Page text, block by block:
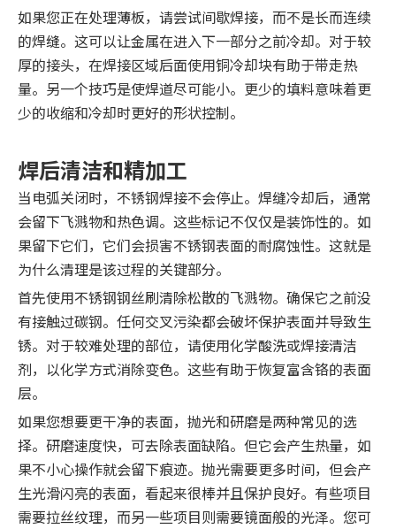
如果您正在处理薄板，请尝试间歇焊接，而不是长而连续
的焊缝。这可以让金属在进入下一部分之前冷却。对于较
厚的接头，在焊接区域后面使用铜冷却块有助于带走热
量。另一个技巧是使焊道尽可能小。更少的填料意味着更
少的收缩和冷却时更好的形状控制。
焊后清洁和精加工
当电弧关闭时，不锈钢焊接不会停止。焊缝冷却后，通常
会留下飞溅物和热色调。这些标记不仅仅是装饰性的。如
果留下它们，它们会损害不锈钢表面的耐腐蚀性。这就是
为什么清理是该过程的关键部分。
首先使用不锈钢钢丝刷清除松散的飞溅物。确保它之前没
有接触过碳钢。任何交叉污染都会破坏保护表面并导致生
锈。对于较难处理的部位，请使用化学酸洗或焊接清洁
剂，以化学方式消除变色。这些有助于恢复富含铬的表面
层。
如果您想要更干净的表面，抛光和研磨是两种常见的选
择。研磨速度快，可去除表面缺陷。但它会产生热量，如
果不小心操作就会留下痕迹。抛光需要更多时间，但会产
生光滑闪亮的表面，看起来很棒并且保护良好。有些项目
需要拉丝纹理，而另一些项目则需要镜面般的光泽。您可